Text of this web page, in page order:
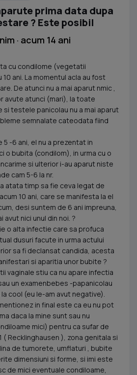
prima data dupa
? Este posibil
· acum 14 ani
cu condilome (vegetatii
ani. La momentul acla au fost
De atunci nu a mai aparut nmic ,
avute atunci (mari), la toate
si testele panicolau nu a mai aparut
semnalate cateodata fiind
5 -6 ani, el nu a prezentat in
o bubita (condilom), in urma cu o
si ulterior i-au aparut niste
cam 5-6 la nr.
atata timp sa fie ceva legat de
10 ani, care se manifesta la el
desi suntem de 6 ani impreuna,
avut nici unul din noi. ?
o alta infectie care sa profuca
dusuri facute in urma actului
sa fi declansat candida, acesta
si aparitia unor bubite ?
vaginale stiu ca nu apare infectia
un examenbebes -papanicolau
cool (eu le-am avut negative).
in final este ca eu nu pot
daca la mine sunt sau nu
mici) pentru ca sufar de
Recklinghausen ), zona genitala si
de tumorete, umflaturi , bubite
dimensiuni si forme, si imi este
de mici eventuale condiloame,